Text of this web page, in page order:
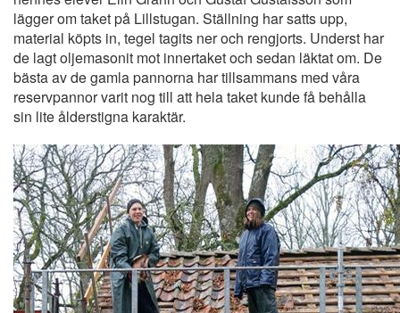
lägger om taket på Lillstugan. Ställning har satts upp,
material köpts in, tegel tagits ner och rengjorts. Underst har
de lagt oljemasonit mot innertaket och sedan läktat om. De
bästa av de gamla pannorna har tillsammans med våra
reservpannor varit nog till att hela taket kunde få behålla
sin lite ålderstigna karaktär.